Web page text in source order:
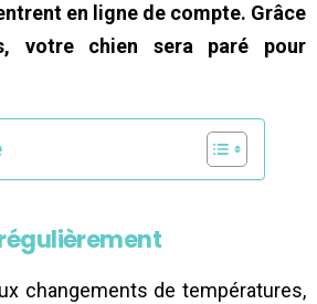
en ligne de compte. Grâce
votre chien sera paré pour
régulièrement
changements de températures,